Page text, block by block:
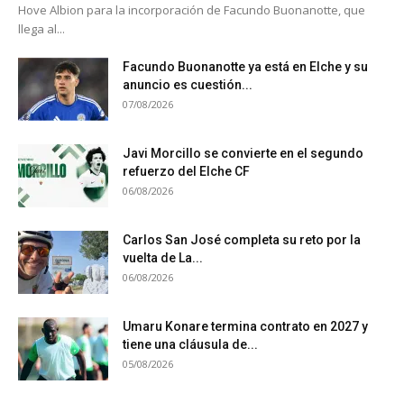
Hove Albion para la incorporación de Facundo Buonanotte, que
llega al...
Facundo Buonanotte ya está en Elche y su
anuncio es cuestión...
07/08/2026
Javi Morcillo se convierte en el segundo
refuerzo del Elche CF
06/08/2026
Carlos San José completa su reto por la
vuelta de La...
06/08/2026
Umaru Konare termina contrato en 2027 y
tiene una cláusula de...
05/08/2026